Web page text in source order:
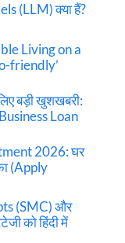
(LLM) क्या हैं?
Living on a
friendly’
बड़ी खुशखबरी:
Loan
2026: घर
(Apply
(SMC) और
को हिंदी में